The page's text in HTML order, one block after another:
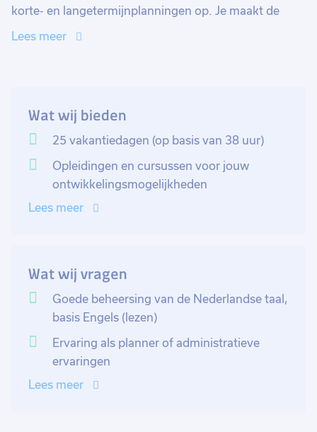
korte- en langetermijnplanningen op. Je maakt de
werkroosters voor de monteurs en stel eventuele
Daarnaast heb je telefonisch contact met de klanten
en bespreekt voortgangen van de projecten. Je houdt
de monteurs op de hoogte van statussen van de
projecten en biedt ondersteuning waar nodig. Voor
deze functie is het belangrijk dat je snel kan schakelen
Lees meer
Wat wij bieden
25 vakantiedagen (op basis van 38 uur)
Opleidingen en cursussen voor jouw
ontwikkelingsmogelijkheden
Lees meer
Wat wij vragen
Goede beheersing van de Nederlandse taal,
basis Engels (lezen)
Ervaring als planner of administratieve
ervaringen
Lees meer